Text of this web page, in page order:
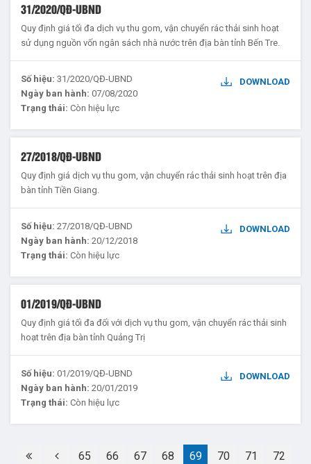
31/2020/QĐ-UBND
Quy định giá tối đa dịch vụ thu gom, vận chuyển rác thải sinh hoạt
sử dụng nguồn vốn ngân sách nhà nước trên địa bàn tỉnh Bến Tre.
Số hiệu: 31/2020/QĐ-UBND
Ngày ban hành: 07/08/2020
Trạng thái: Còn hiệu lực
DOWNLOAD
27/2018/QĐ-UBND
Quy định giá dịch vụ thu gom, vận chuyển rác thải sinh hoạt trên địa
bàn tỉnh Tiền Giang.
Số hiệu: 27/2018/QĐ-UBND
Ngày ban hành: 20/12/2018
Trạng thái: Còn hiệu lực
DOWNLOAD
01/2019/QĐ-UBND
Quy định giá tối đa đối với dịch vụ thu gom, vận chuyển rác thải sinh
hoạt trên địa bàn tỉnh Quảng Trị
Số hiệu: 01/2019/QĐ-UBND
Ngày ban hành: 20/01/2019
Trạng thái: Còn hiệu lực
DOWNLOAD
65 66 67 68 69 70 71 72